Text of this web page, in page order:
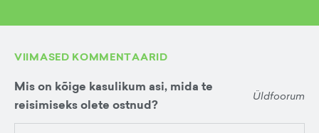
VIIMASED KOMMENTAARID
Mis on kõige kasulikum asi, mida te
reisimiseks olete ostnud?
Üldfoorum